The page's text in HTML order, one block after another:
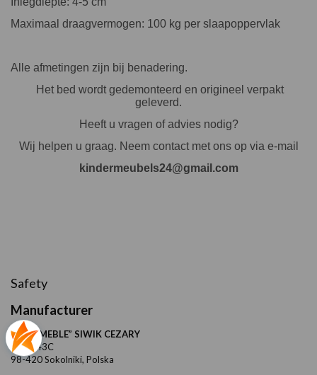
Maximaal draagvermogen: 100 kg per slaapoppervlak
Alle afmetingen zijn bij benadering.
Het bed wordt gedemonteerd en origineel verpakt
geleverd.
Heeft u vragen of advies nodig?
Wij helpen u graag. Neem contact met ons op via e-mail
kindermeubels24@gmail.com
Safety
Manufacturer
LANO MEBLE” SIWIK CEZARY
Tyble 43C
98-420 Sokolniki, Polska